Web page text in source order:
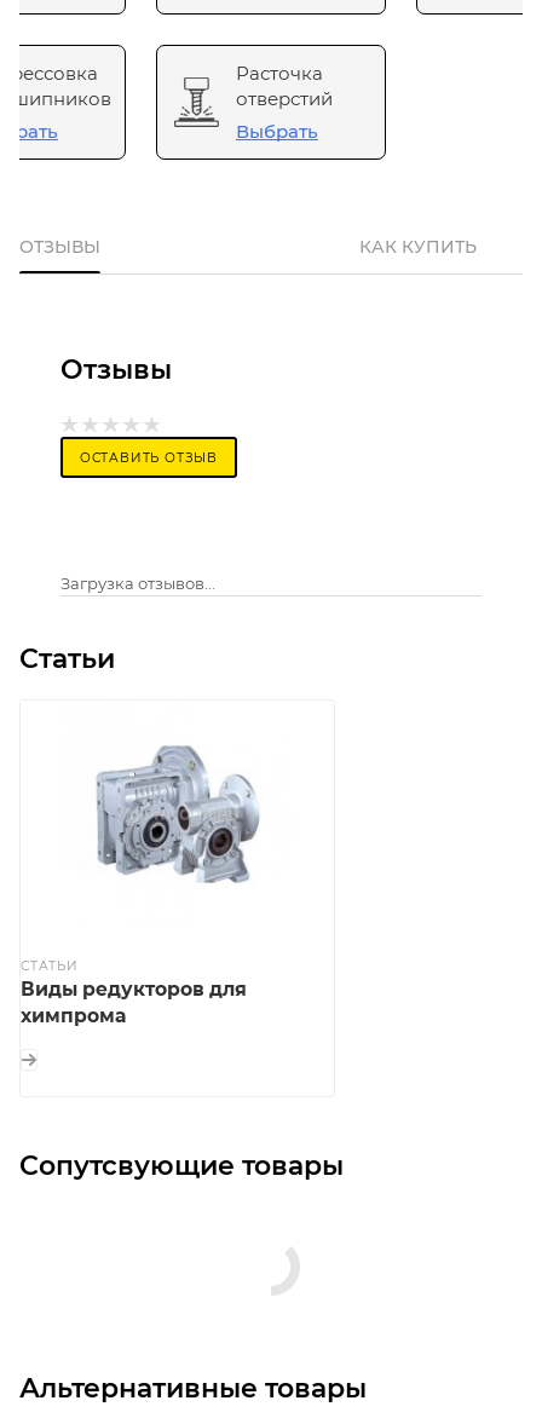
Расточка
отверстий
Выбрать
ОТЗЫВЫ КАК КУПИТЬ
Отзывы
ОСТАВИТЬ ОТЗЫВ
Загрузка отзывов...
Статьи
СТАТЬИ
Виды редукторов для
химпрома
Сопутсвующие товары
Альтернативные товары